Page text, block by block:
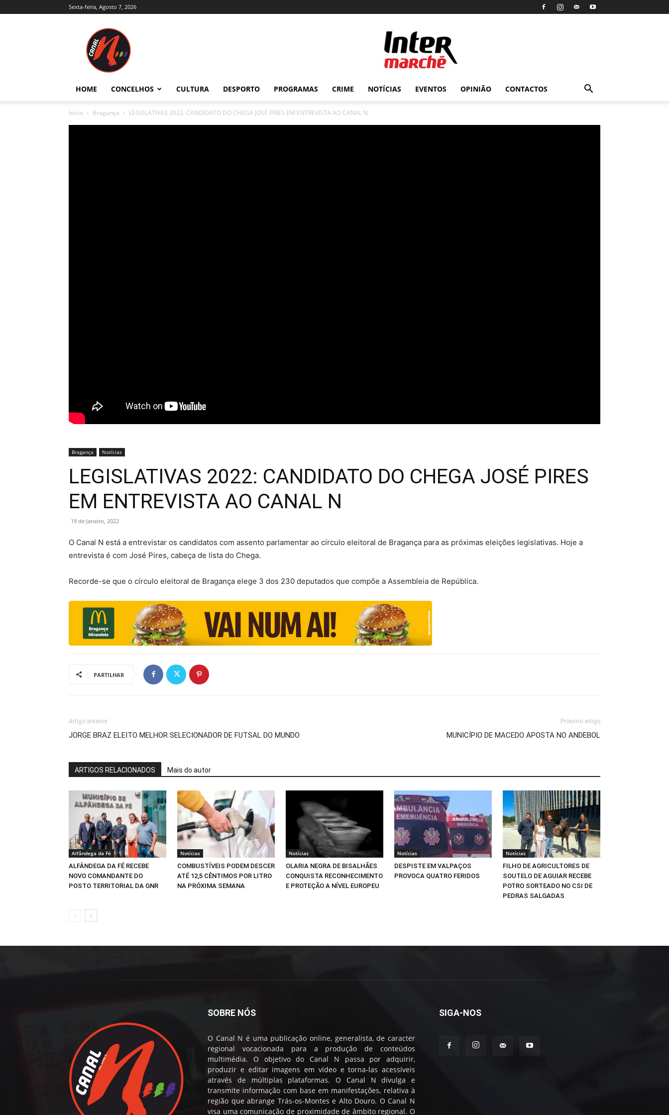
Sexta-feira, Agosto 7, 2026
Trás-
e
Alto
HOME CONCELHOS CULTURA DESPORTO PROGRAMAS CRIME NOTÍCIAS EVENTOS OPINIÃO CONTACTOS
Início Bragança LEGISLATIVAS 2022: CANDIDATO DO CHEGA JOSÉ PIRES EM ENTREVISTA AO CANAL N
Bragança Notícias
LEGISLATIVAS 2022: CANDIDATO DO CHEGA JOSÉ PIRES
EM ENTREVISTA AO CANAL N
19 de Janeiro, 2022
O Canal N está a entrevistar os candidatos com assento parlamentar ao círculo eleitoral de Bragança para as próximas eleições legislativas. Hoje a
entrevista é com José Pires, cabeça de lista do Chega.
Recorde-se que o círculo eleitoral de Bragança elege 3 dos 230 deputados que compõe a Assembleia de República.
PARTILHAR
Artigo anterior
JORGE BRAZ ELEITO MELHOR SELECIONADOR DE FUTSAL DO MUNDO
Próximo artigo
MUNICÍPIO DE MACEDO APOSTA NO ANDEBOL
ARTIGOS RELACIONADOS Mais do autor
Alfândega da Fé
ALFÂNDEGA DA FÉ RECEBE
NOVO COMANDANTE DO
POSTO TERRITORIAL DA GNR
Notícias
COMBUSTÍVEIS PODEM DESCER
ATÉ 12,5 CÊNTIMOS POR LITRO
NA PRÓXIMA SEMANA
Notícias
OLARIA NEGRA DE BISALHÃES
CONQUISTA RECONHECIMENTO
E PROTEÇÃO A NÍVEL EUROPEU
Notícias
DESPISTE EM VALPAÇOS
PROVOCA QUATRO FERIDOS
Notícias
FILHO DE AGRICULTORES DE
SOUTELO DE AGUIAR RECEBE
POTRO SORTEADO NO CSI DE
PEDRAS SALGADAS
SOBRE NÓS
O Canal N é uma publicação online, generalista, de caracter
regional vocacionada para a produção de conteúdos
multimédia. O objetivo do Canal N passa por adquirir,
produzir e editar imagens em vídeo e torna-las acessíveis
através de múltiplas plataformas. O Canal N divulga e
transmite informação com base em manifestações, relativa à
região que abrange Trás-os-Montes e Alto Douro. O Canal N
visa uma comunicação de proximidade de âmbito regional. O
SIGA-NOS